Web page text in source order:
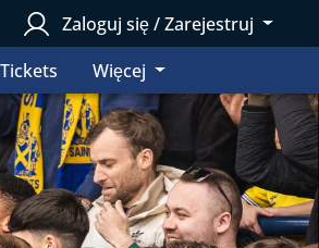
Zaloguj się / Zarejestruj
Więcej